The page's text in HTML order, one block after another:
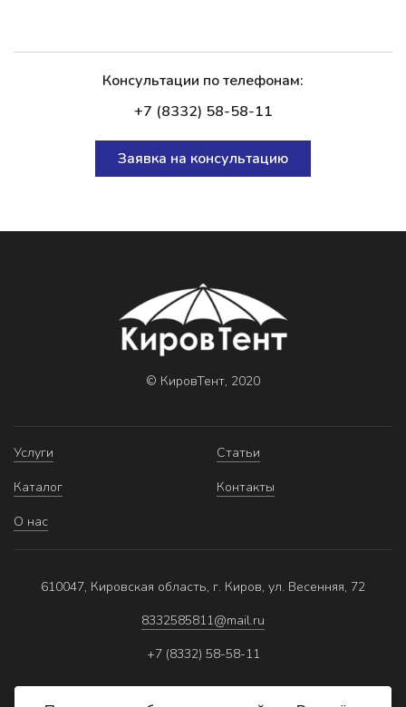
Консультации по телефонам:
+7 (8332) 58-58-11
Заявка на консультацию
© КировТент, 2020
Услуги
Каталог
О нас
Статьи
Контакты
610047, Кировская область, г. Киров, ул. Весенняя, 72
8332585811@mail.ru
+7 (8332) 58-58-11